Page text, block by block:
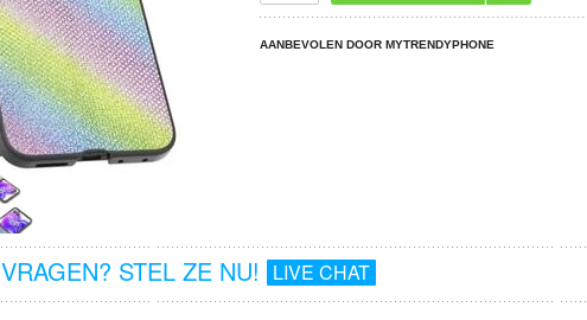
AANBEVOLEN DOOR MYTRENDYPHONE
VRAGEN? STEL ZE NU! LIVE CHAT